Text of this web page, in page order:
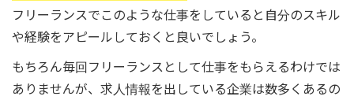
フリーランスでこのような仕事をしていると自分のスキル
や経験をアピールしておくと良いでしょう。
もちろん毎回フリーランスとして仕事をもらえるわけでは
ありませんが、求人情報を出している企業は数多くあるの